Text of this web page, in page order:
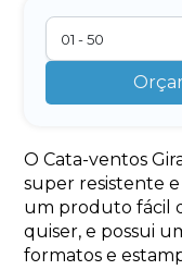
O Cata-ventos
super resistente
um produto fácil
quiser, e possui
formatos e